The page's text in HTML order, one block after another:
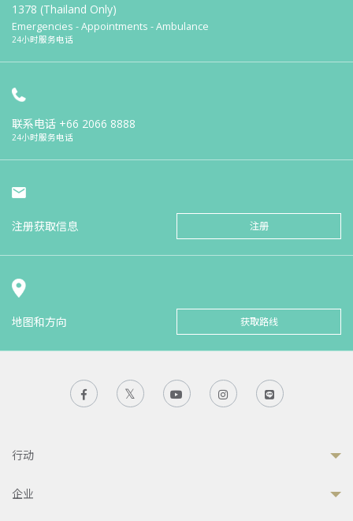
1378 (Thailand Only)
Emergencies - Appointments - Ambulance
24小时服务电话
联系电话 +66 2066 8888
24小时服务电话
注册获取信息 注册
地图和方向 获取路线
行动
企业